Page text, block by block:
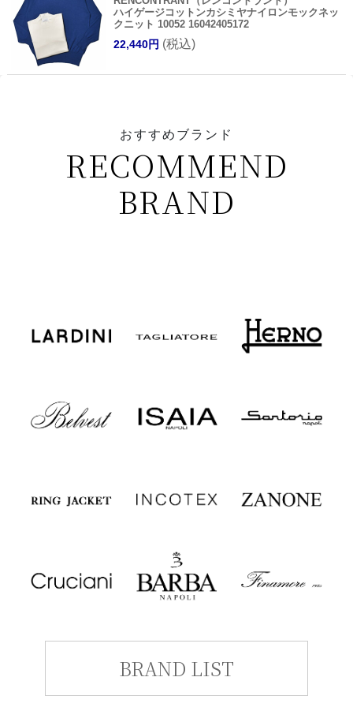
ハイゲージコットンカシミヤナイロンモックネッ
クニット 10052 16042405172
22,440円 (税込)
おすすめブランド
RECOMMEND
BRAND
BRAND LIST